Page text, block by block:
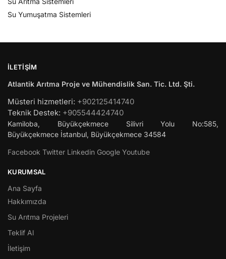
Su Yumuşatma Sistemleri
İLETIŞIM
Atlantik Arıtma Proje ve Mühendislik San. Tic. Ltd. Şti.
Müsteri hizmetleri: +902125414740
Teknik Destek: +905544424740
Kamiloba, Büyükçekmece Silivri Yolu No:585,
Büyükçekmece İstanbul, Büyükçekmece 34584
Facebook Twitter Linkedin Google Youtube
KURUMSAL
Ana Sayfa
Hakkımızda
Su Arıtma Projeleri
Teklif Al
İletişim